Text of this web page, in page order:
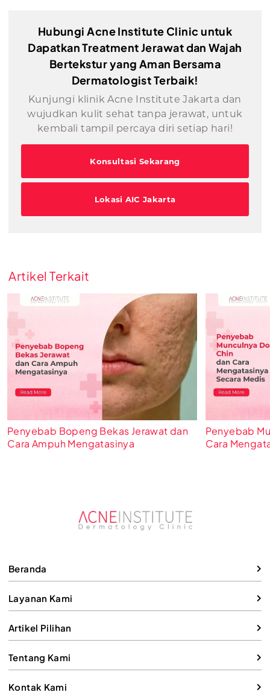
Hubungi Acne Institute Clinic untuk
Dapatkan Treatment Jerawat dan Wajah
Bertekstur yang Aman Bersama
Dermatologist Terbaik!
Kunjungi klinik Acne Institute Jakarta dan
wujudkan kulit sehat tanpa jerawat, untuk
kembali tampil percaya diri setiap hari!
Konsultasi Sekarang
Lokasi AIC Jakarta
Artikel Terkait
Penyebab Bopeng Bekas Jerawat dan
Cara Ampuh Mengatasinya
Penyebab
Cara
Beranda
Layanan Kami
Artikel Pilihan
Tentang Kami
Kontak Kami